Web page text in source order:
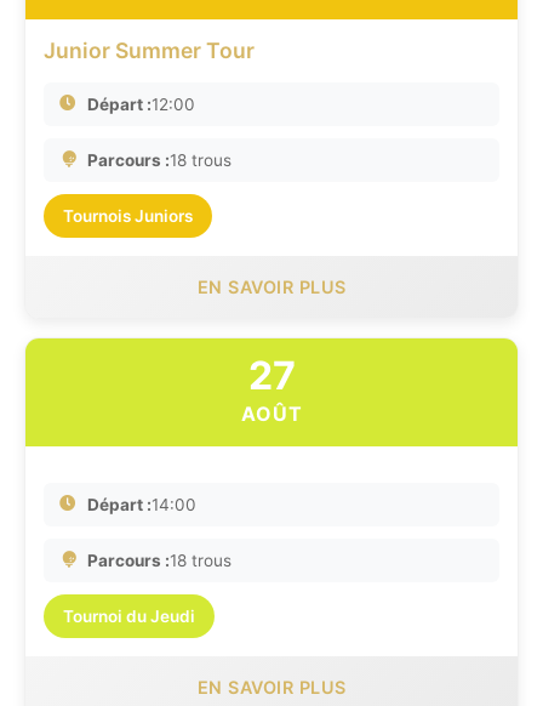
Junior Summer Tour
Départ :12:00
Parcours :18 trous
Tournois Juniors
EN SAVOIR PLUS
27
AOÛT
Départ :14:00
Parcours :18 trous
Tournoi du Jeudi
EN SAVOIR PLUS